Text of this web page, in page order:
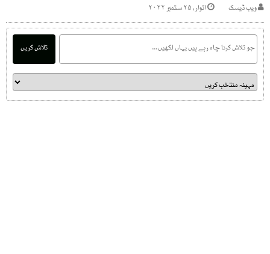
ویب ڈیسک اتوار, ۲۵ ستمبر ۲۰۲۲
تلاش کریں